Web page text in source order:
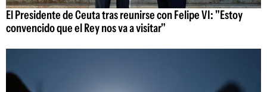
El Presidente de Ceuta tras reunirse con Felipe VI: "Estoy
convencido que el Rey nos va a visitar"